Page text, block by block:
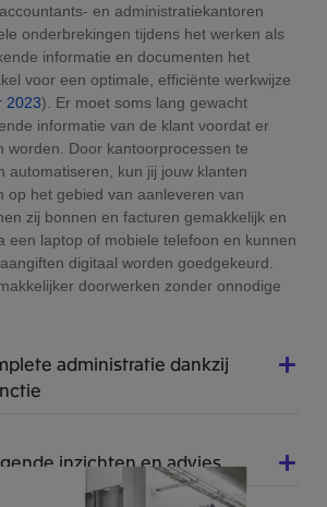
en administratiekantoren
onderbrekingen tijdens het werken als
informatie en documenten het
voor een optimale, efficiënte werkwijze
2023). Er moet soms lang gewacht
informatie van de klant voordat er
worden. Door kantoorprocessen te
automatiseren, kun jij jouw klanten
op het gebied van aanleveren van
zij bonnen en facturen gemakkelijk en
een laptop of mobiele telefoon en kunnen
digitaal worden goedgekeurd.
doorwerken zonder onnodige
administratie dankzij
inzichten en advies